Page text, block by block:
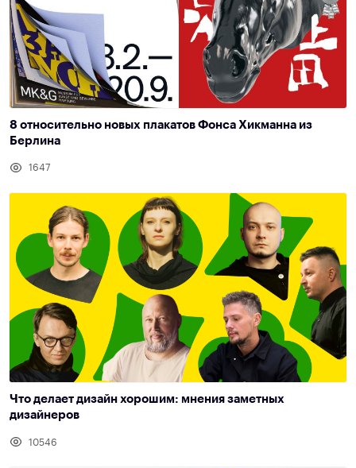
8 относительно новых плакатов Фонса Хикманна из
Берлина
1647
Что делает дизайн хорошим: мнения заметных
дизайнеров
10546